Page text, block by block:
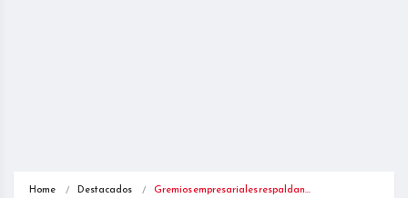
Home Destacados Gremios empresariales respaldan…